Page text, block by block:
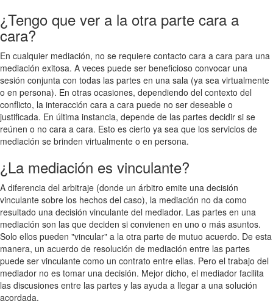
¿Tengo que ver a la otra parte cara a
cara?
En cualquier mediación, no se requiere contacto cara a cara para una
mediación exitosa. A veces puede ser beneficioso convocar una
sesión conjunta con todas las partes en una sala (ya sea virtualmente
o en persona). En otras ocasiones, dependiendo del contexto del
conflicto, la interacción cara a cara puede no ser deseable o
justificada. En última instancia, depende de las partes decidir si se
reúnen o no cara a cara. Esto es cierto ya sea que los servicios de
mediación se brinden virtualmente o en persona.
¿La mediación es vinculante?
A diferencia del arbitraje (donde un árbitro emite una decisión
vinculante sobre los hechos del caso), la mediación no da como
resultado una decisión vinculante del mediador. Las partes en una
mediación son las que deciden si convienen en uno o más asuntos.
Solo ellos pueden "vincular" a la otra parte de mutuo acuerdo. De esta
manera, un acuerdo de resolución de mediación entre las partes
puede ser vinculante como un contrato entre ellas. Pero el trabajo del
mediador no es tomar una decisión. Mejor dicho, el mediador facilita
las discusiones entre las partes y las ayuda a llegar a una solución
acordada.